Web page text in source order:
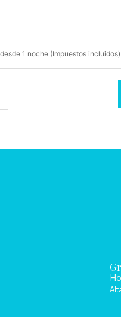
1 noche (Impuestos incluidos)